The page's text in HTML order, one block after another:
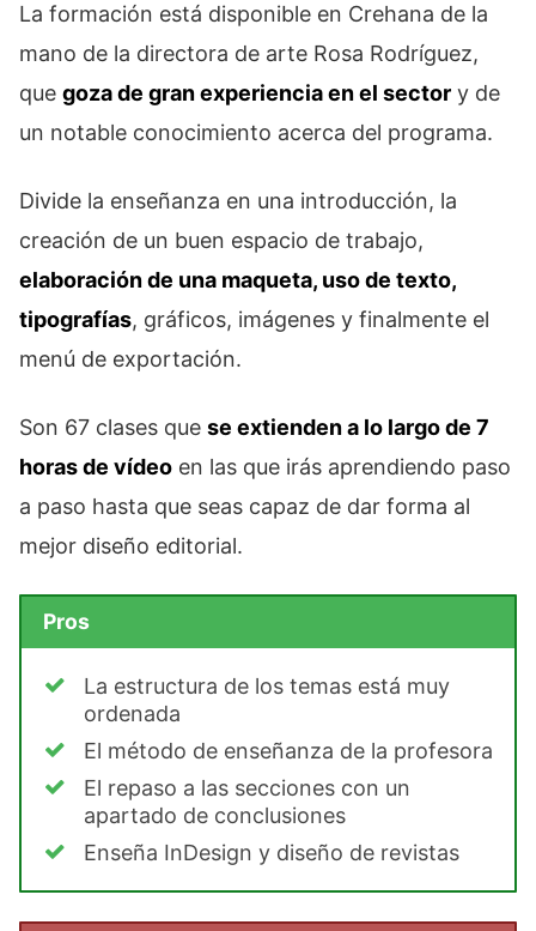
La formación está disponible en Crehana de la
mano de la directora de arte Rosa Rodríguez,
que goza de gran experiencia en el sector y de
un notable conocimiento acerca del programa.
Divide la enseñanza en una introducción, la
creación de un buen espacio de trabajo,
elaboración de una maqueta, uso de texto,
tipografías, gráficos, imágenes y finalmente el
menú de exportación.
Son 67 clases que se extienden a lo largo de 7
horas de vídeo en las que irás aprendiendo paso
a paso hasta que seas capaz de dar forma al
mejor diseño editorial.
Pros
La estructura de los temas está muy
ordenada
El método de enseñanza de la profesora
El repaso a las secciones con un
apartado de conclusiones
Enseña InDesign y diseño de revistas